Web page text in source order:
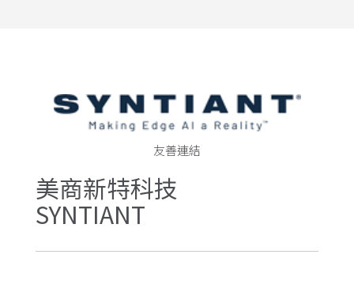
友善連結
美商新特科技
SYNTIANT